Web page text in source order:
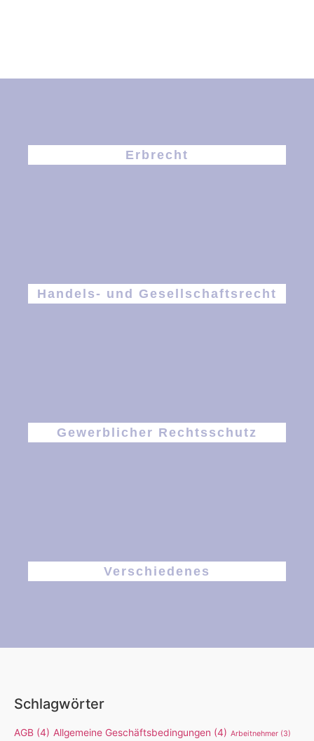
Erbrecht
Handels- und Gesellschaftsrecht
Gewerblicher Rechtsschutz
Verschiedenes
Schlagwörter
AGB (4) Allgemeine Geschäftsbedingungen (4) Arbeitnehmer (3)